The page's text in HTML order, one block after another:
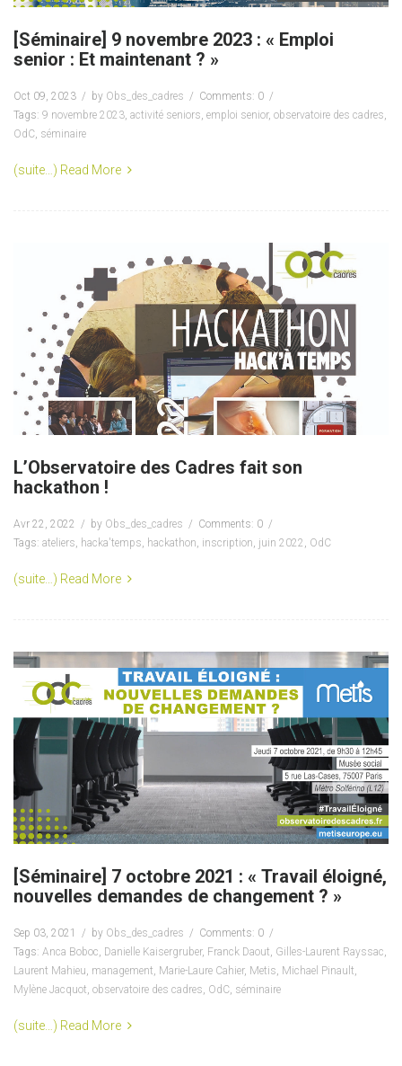
[Séminaire] 9 novembre 2023 : « Emploi
senior : Et maintenant ? »
Oct 09, 2023 by Obs_des_cadres
Comments: 0
Tags: 9 novembre 2023 activité seniors emploi senior, observatoire des cadres
OdC séminaire
(suite…) Read More
L’Observatoire des Cadres fait son
hackathon !
Avr 22, 2022 by Obs_des_cadres
Comments: 0
Tags: ateliers, hacka'temps, hackathon, inscription, juin 2022 , OdC
(suite…) Read More
[Séminaire] 7 octobre 2021 : « Travail éloigné,
nouvelles demandes de changement ? »
Sep 03, 2021 by Obs_des_cadres
Comments: 0
Tags: Anca Boboc, Danielle Kaisergruber, Franck Daout, Gilles-Laurent Rayssac,
Laurent Mahieu, management, Marie-Laure Cahier, Metis, Michael Pinault,
Mylène Jacquot, observatoire des cadres, OdC, séminaire
(suite…) Read More